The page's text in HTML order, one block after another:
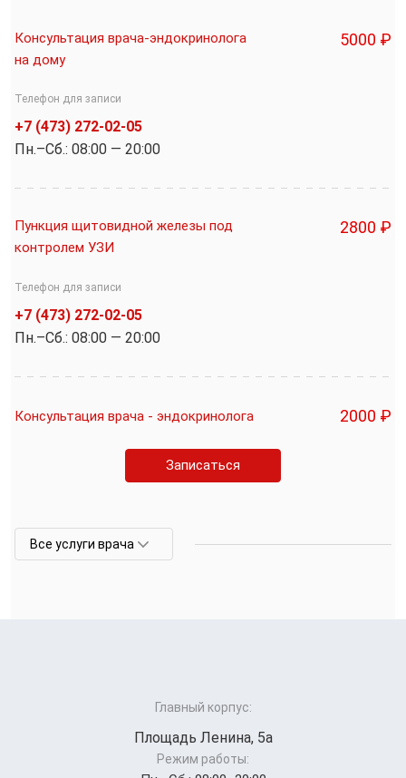
Консультация врача-эндокринолога
на дому
5000 ₽
Телефон для записи
+7 (473) 272-02-05
Пн.–Cб.: 08:00 — 20:00
Пункция щитовидной железы под
контролем УЗИ
2800 ₽
Телефон для записи
+7 (473) 272-02-05
Пн.–Cб.: 08:00 — 20:00
Консультация врача - эндокринолога 2000 ₽
Записаться
Все услуги врача
Главный корпус:
Площадь Ленина, 5а
Режим работы: